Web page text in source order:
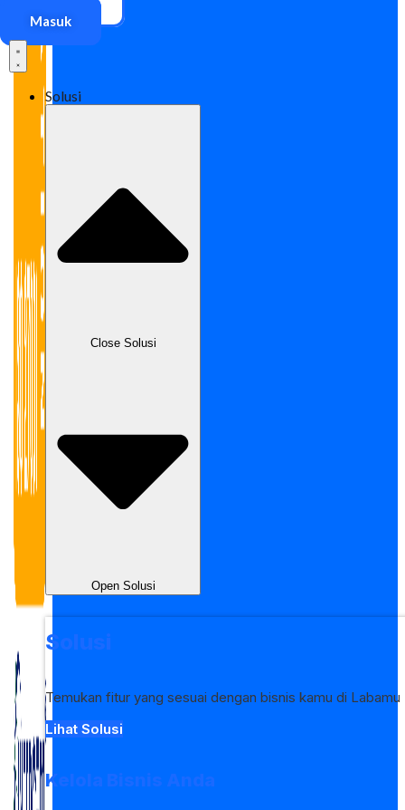
Masuk
Solusi
Close Solusi
Open Solusi
Solusi
Temukan fitur yang sesuai dengan bisnis kamu di Labamu
Lihat Solusi
Kelola Bisnis Anda